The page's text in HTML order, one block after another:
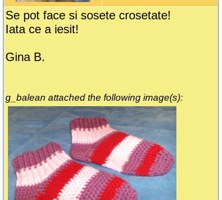
Se pot face si sosete crosetate!
Iata ce a iesit!
Gina B.
g_balean attached the following image(s):